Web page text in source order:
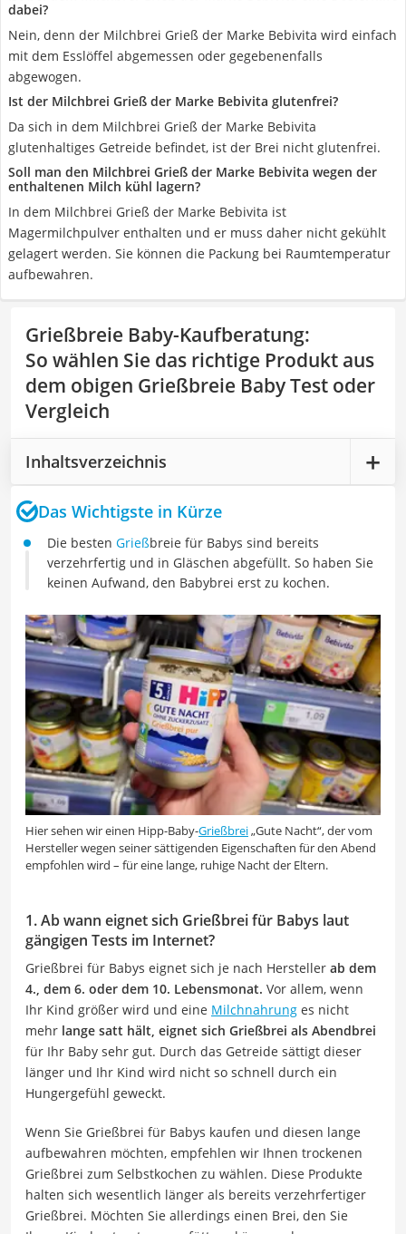
dabei?
Nein, denn der Milchbrei Grieß der Marke Bebivita wird einfach
mit dem Esslöffel abgemessen oder gegebenenfalls
abgewogen.
Ist der Milchbrei Grieß der Marke Bebivita glutenfrei?
Da sich in dem Milchbrei Grieß der Marke Bebivita
glutenhaltiges Getreide befindet, ist der Brei nicht glutenfrei.
Soll man den Milchbrei Grieß der Marke Bebivita wegen der
enthaltenen Milch kühl lagern?
In dem Milchbrei Grieß der Marke Bebivita ist
Magermilchpulver enthalten und er muss daher nicht gekühlt
gelagert werden. Sie können die Packung bei Raumtemperatur
aufbewahren.
Grießbreie Baby-Kaufberatung:
So wählen Sie das richtige Produkt aus
dem obigen Grießbreie Baby Test oder
Vergleich
Inhaltsverzeichnis
Das Wichtigste in Kürze
Die besten Grießbreie für Babys sind bereits
verzehrfertig und in Gläschen abgefüllt. So haben Sie
keinen Aufwand, den Babybrei erst zu kochen.
Hier sehen wir einen Hipp-Baby-Grießbrei„Gute Nacht“, der vom
Hersteller wegen seiner sättigenden Eigenschaften für den Abend
empfohlen wird – für eine lange, ruhige Nacht der Eltern.
1. Ab wann eignet sich Grießbrei für Babys laut
gängigen Tests im Internet?
Grießbrei für Babys eignet sich je nach Hersteller ab dem
4., dem 6. oder dem 10. Lebensmonat. Vor allem, wenn
Ihr Kind größer wird und eine Milchnahrung es nicht
mehr lange satt hält, eignet sich Grießbrei als Abendbrei
für Ihr Baby sehr gut. Durch das Getreide sättigt dieser
länger und Ihr Kind wird nicht so schnell durch ein
Hungergefühl geweckt.
Wenn Sie Grießbrei für Babys kaufen und diesen lange
aufbewahren möchten, empfehlen wir Ihnen trockenen
Grießbrei zum Selbstkochen zu wählen. Diese Produkte
halten sich wesentlich länger als bereits verzehrfertiger
Grießbrei. Möchten Sie allerdings einen Brei, den Sie